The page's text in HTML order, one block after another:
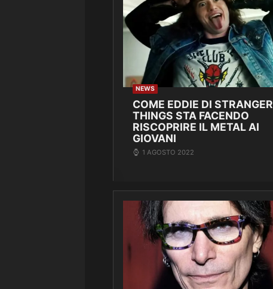
NEWS
COME EDDIE DI STRANGER
THINGS STA FACENDO
RISCOPRIRE IL METAL AI
GIOVANI
1 AGOSTO 2022